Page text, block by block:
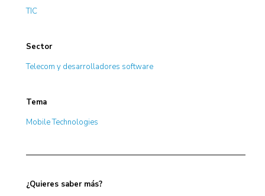
TIC
Sector
Telecom y desarrolladores software
Tema
Mobile Technologies
¿Quieres saber más?